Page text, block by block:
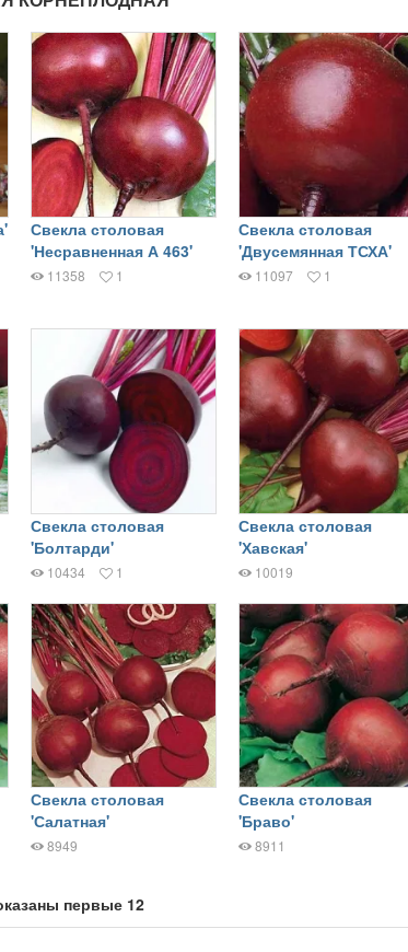
Свекла столовая
'Несравненная А 463'
11358 1
Свекла столовая
'Двусемянная ТСХА'
11097 1
Свекла столовая
'Болтарди'
10434 1
Свекла столовая
'Хавская'
10019
Свекла столовая
'Салатная'
8949
Свекла столовая
'Браво'
8911
первые 12